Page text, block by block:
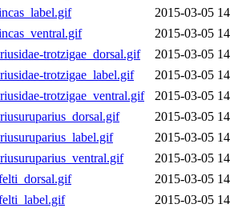
2015-03-05
2015-03-05
trotzigae_dorsal.gif
2015-03-05
trotzigae_label.gif
2015-03-05
trotzigae_ventral.gif
2015-03-05
2015-03-05
2015-03-05
2015-03-05
2015-03-05
2015-03-05